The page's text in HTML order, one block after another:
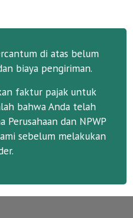
di atas belum
biaya pengiriman.
faktur pajak untuk
bahwa Anda telah
Perusahaan dan NPWP
sebelum melakukan